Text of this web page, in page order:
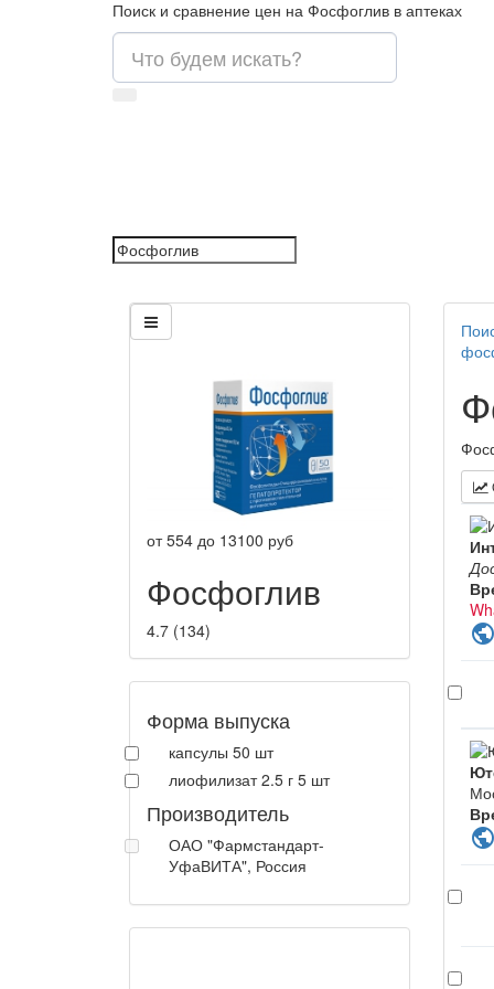
Поиск и сравнение цен на Фосфоглив в аптеках
от554 до 13100 руб
Фосфоглив
4.7 (134)
Форма выпуска
капсулы 50 шт
лиофилизат 2.5 г 5 шт
Производитель
ОАО "Фармстандарт-
УфаВИТА", Россия
public
public